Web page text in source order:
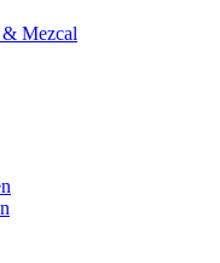
Mezcal